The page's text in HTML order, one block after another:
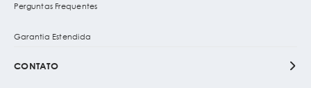
Perguntas Frequentes
Garantia Estendida
CONTATO